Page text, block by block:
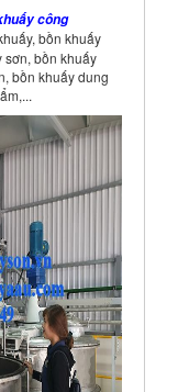
công
bồn khuấy
sơn, bồn khuấy
bồn khuấy dung